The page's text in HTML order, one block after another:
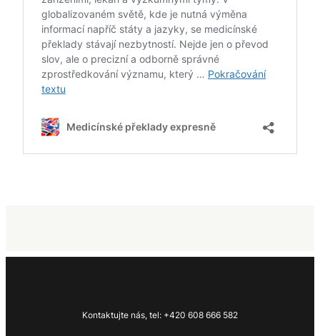
Kontaktujte nás, tel: +420 608 666 582